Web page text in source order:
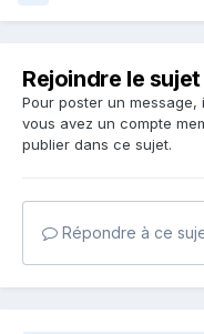
Rejoindre le
Pour poster un
vous avez un compte
publier dans ce sujet.
Répondre à ce